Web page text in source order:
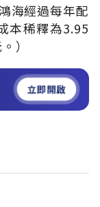
海經過每年配
本稀釋為3.95
）
立即開啟